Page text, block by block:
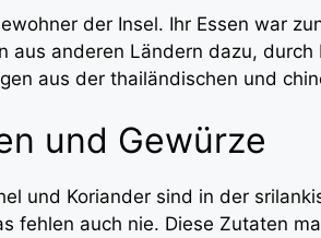
der Insel. Ihr Essen war
aus anderen Ländern dazu,
aus der thailändischen und
und Gewürze
und Koriander sind in der
fehlen auch nie. Diese Zutaten